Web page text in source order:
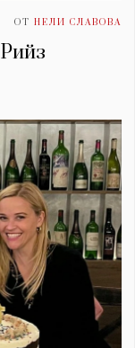
ОТ НЕЛИ СЛАВОВА